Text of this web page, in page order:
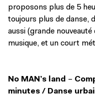
proposons plus de 5
toujours plus de danse,
aussi (grande
musique, et un court
No MAN’s land –
minutes / Danse